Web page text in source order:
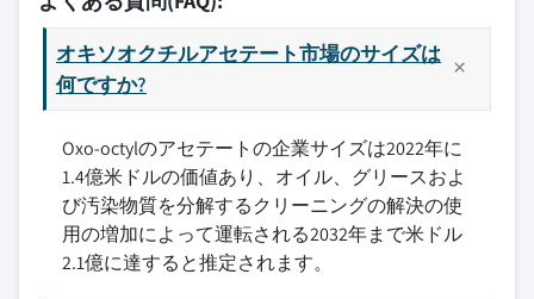
オキソオクチルアセテート市場のサイズは
何ですか?
Oxo-octylのアセテートの企業サイズは2022年に
1.4億米ドルの価値あり、オイル、グリースおよ
び汚染物質を分解するクリーニングの解決の使
用の増加によって運転される2032年まで米ドル
2.1億に達すると推定されます。